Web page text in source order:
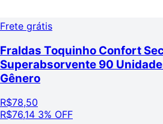
Frete grátis
Fraldas Toquinho Confort
Superabsorvente 90
Gênero
R$78,50
R$76,14 3% OFF